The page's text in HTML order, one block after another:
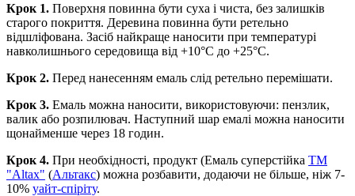
Крок 1. Поверхня повинна бути суха і чиста, без залишків
старого покриття. Деревина повинна бути ретельно
відшліфована. Засіб найкраще наносити при температурі
навколишнього середовища від +10°С до +25°С.
Крок 2. Перед нанесенням емаль слід ретельно перемішати.
Крок 3. Емаль можна наносити, використовуючи: пензлик,
валик або розпилювач. Наступний шар емалі можна наносити
щонайменше через 18 годин.
Крок 4. При необхідності, продукт (Емаль суперстійка ТМ
"Altax" (Альтакс) можна розбавити, додаючи не більше, ніж 7-
10% уайт-спіріту.